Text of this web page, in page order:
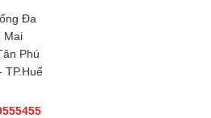
Đa
Mai
Phú
TP.Huế